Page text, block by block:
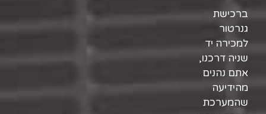
ברכישת
גנרטור
למכירה יד
שניה דרכנו,
אתם נהנים
מהידיעה
שהמערכת